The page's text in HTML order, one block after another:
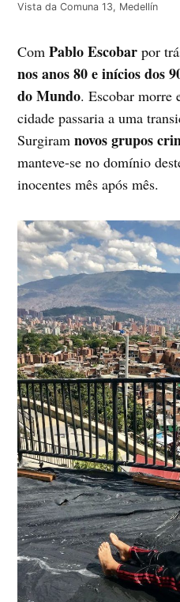
Vista da Comuna 13, Medellín
ComPablo Escobar por
nos anos 80 e inícios dos
do Mundo. Escobar morre
cidade passaria a uma
Surgiramnovos grupos
manteve-se no domínio
inocentes mês após mês.